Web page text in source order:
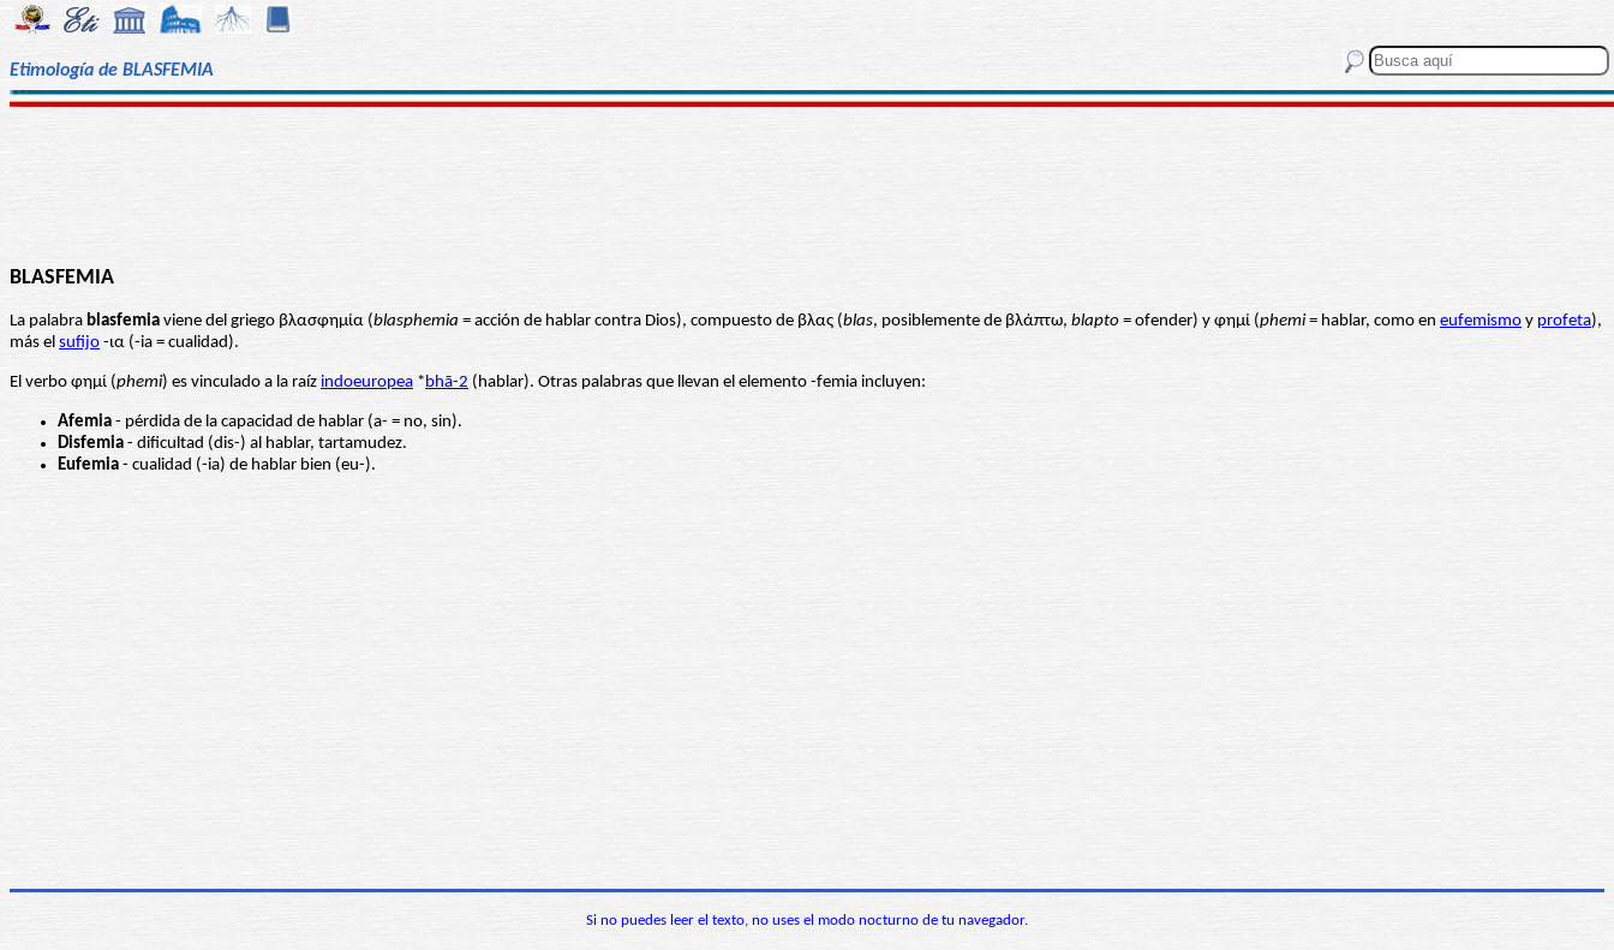
Etimología de BLASFEMIA
BLASFEMIA
La palabra blasfemia viene del griego βλασφημία (blasphemia = acción de hablar contra Dios), compuesto de βλας (blas, posiblemente de βλάπτω, blapto = ofender) y φημί (phemi= hablar, como en eufemismo y profeta),
más el sufijo -ια (-ia = cualidad).
El verbo φημί (phemi) es vinculado a la raíz indoeuropea *bhā-2 (hablar). Otras palabras que llevan el elemento -femia incluyen:
Afemia - pérdida de la capacidad de hablar (a- = no, sin).
Disfemia - dificultad (dis-) al hablar, tartamudez.
Eufemia - cualidad (-ia) de hablar bien (eu-).
Si no puedes leer el texto, no uses el modo nocturno de tu navegador.